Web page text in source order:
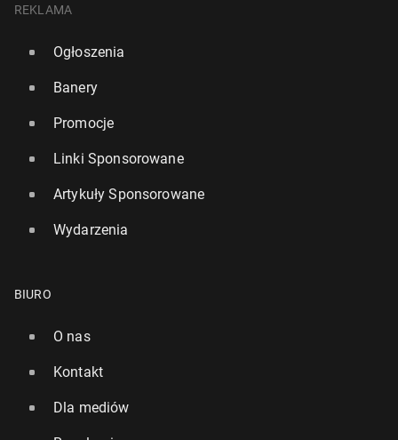
REKLAMA
Ogłoszenia
Banery
Promocje
Linki Sponsorowane
Artykuły Sponsorowane
Wydarzenia
BIURO
O nas
Kontakt
Dla mediów